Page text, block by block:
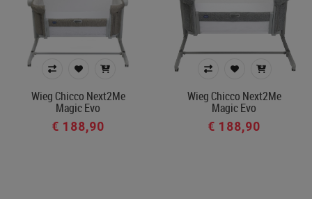
Wieg Chicco Next2Me
Magic Evo
€ 188,90
Wieg Chicco Next2Me
Magic Evo
€ 188,90